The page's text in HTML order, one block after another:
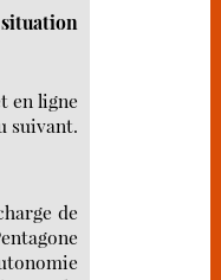
en ligne
suivant.
de